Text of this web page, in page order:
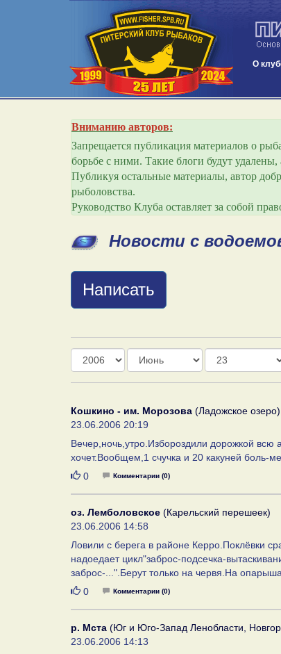
О
Вниманию авторов:
Запрещается публикация материалов о
борьбе с ними. Такие блоги будут
Публикуя остальные материалы, автор
рыболовства.
Руководство Клуба оставляет за собой
Новости с
Написать
Год Месяц День
Кошкино - им. Морозова (Ладожское озеро)
23.06.2006 20:19
Вечер,ночь,утро.Избороздили дорожкой всю
хочет.Вообщем,1 счучка и 20 какуней боль-
Нравится
0 Комментарии (0)
оз. Лемболовское (Карельский перешеек)
23.06.2006 14:58
Ловили с берега в районе Керро.Поклёвки
надоедает цикл"заброс-подсечка-
заброс-...".Берут только на червя.На
Нравится
0 Комментарии (0)
р. Мста (Юг и Юго-Запад Ленобласти,
23.06.2006 14:13